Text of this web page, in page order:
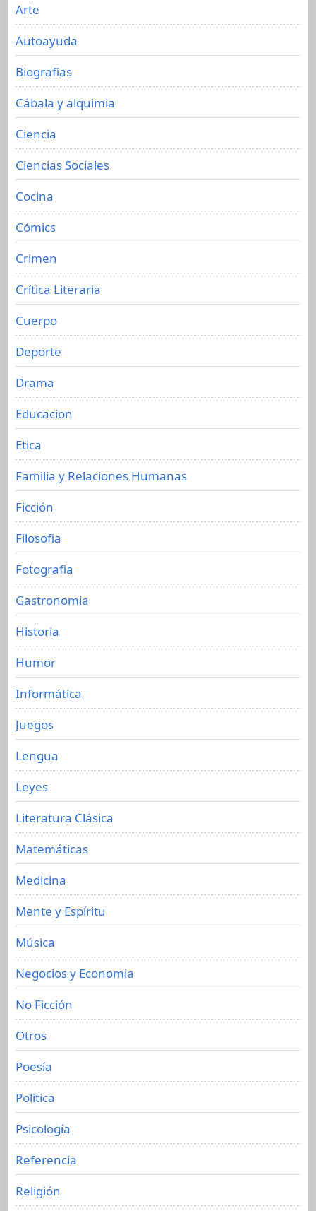
Arte
Autoayuda
Biografias
Cábala y alquimia
Ciencia
Ciencias Sociales
Cocina
Cómics
Crimen
Crítica Literaria
Cuerpo
Deporte
Drama
Educacion
Etica
Familia y Relaciones Humanas
Ficción
Filosofia
Fotografia
Gastronomia
Historia
Humor
Informática
Juegos
Lengua
Leyes
Literatura Clásica
Matemáticas
Medicina
Mente y Espíritu
Música
Negocios y Economia
No Ficción
Otros
Poesía
Política
Psicología
Referencia
Religión